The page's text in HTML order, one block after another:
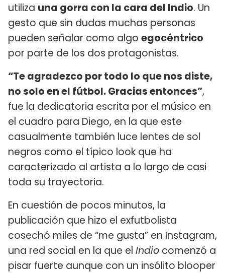
utiliza una gorra con la cara del Indio. Un
gesto que sin dudas muchas personas
pueden señalar como algo egocéntrico
por parte de los dos protagonistas.
“Te agradezco por todo lo que nos diste,
no solo en el fútbol. Gracias entonces”,
fue la dedicatoria escrita por el músico en
el cuadro para Diego, en la que este
casualmente también luce lentes de sol
negros como el típico look que ha
caracterizado al artista a lo largo de casi
toda su trayectoria.
En cuestión de pocos minutos, la
publicación que hizo el exfutbolista
cosechó miles de “me gusta” en Instagram,
una red social en la que el Indio comenzó a
pisar fuerte aunque con un insólito blooper